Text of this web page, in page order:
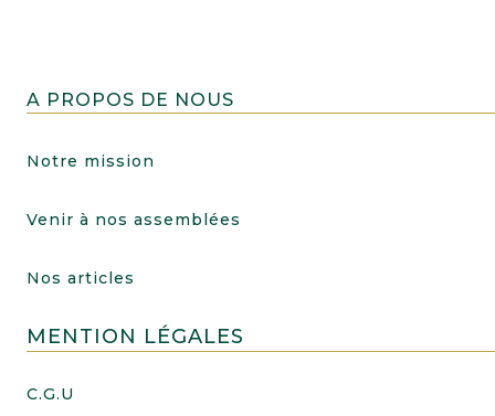
A PROPOS DE NOUS
Notre mission
Venir à nos assemblées
Nos articles
MENTION LÉGALES
C.G.U